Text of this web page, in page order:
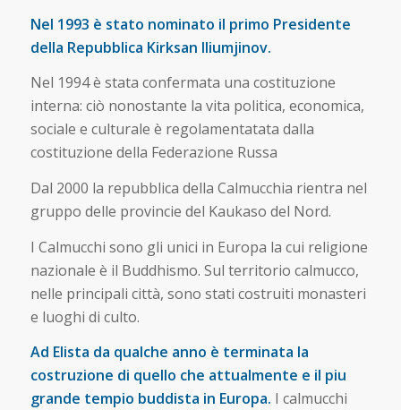
Nel 1993 è stato nominato il primo Presidente
della Repubblica Kirksan Iliumjinov.
Nel 1994 è stata confermata una costituzione
interna: ciò nonostante la vita politica, economica,
sociale e culturale è regolamentatata dalla
costituzione della Federazione Russa
Dal 2000 la repubblica della Calmucchia rientra nel
gruppo delle provincie del Kaukaso del Nord.
I Calmucchi sono gli unici in Europa la cui religione
nazionale è il Buddhismo. Sul territorio calmucco,
nelle principali città, sono stati costruiti monasteri
e luoghi di culto.
Ad Elista da qualche anno è terminata la
costruzione di quello che attualmente e il piu
grande tempio buddista in Europa. I calmucchi